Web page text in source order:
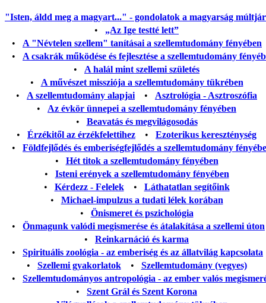
"Isten, áldd meg a magyart..." - gondolatok a magyarság
• „Az Ige testté lett”
• A "Névtelen szellem" tanításai a szellemtudomány fényében
• A csakrák működése és fejlesztése a szellemtudomány
• A halál mint szellemi születés
• A művészet missziója a szellemtudomány tükrében
• A szellemtudomány alapjai • Asztrológia - Asztroszófia
• Az évkör ünnepei a szellemtudomány fényében
• Beavatás és megvilágosodás
• Érzékitől az érzékfelettihez • Ezoterikus kereszténység
• Földfejlődés és emberiségfejlődés a szellemtudomány
• Hét titok a szellemtudomány fényében
• Isteni erények a szellemtudomány fényében
• Kérdezz - Felelek• Láthatatlan segítőink
• Michael-impulzus a tudati lélek korában
• Önismeret és pszichológia
• Önmagunk valódi megismerése és átalakítása a szellemi úton
• Reinkarnáció és karma
• Spirituális zoológia - az emberiség és az állatvilág kapcsolata
• Szellemi gyakorlatok• Szellemtudomány (vegyes)
• Szellemtudományos antropológia - az ember valós
• Szent Grál és Szent Korona